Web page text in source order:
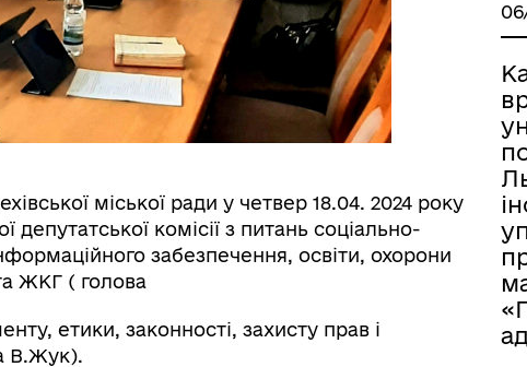
міської ради у четвер 18.04. 2024 року
депутатської комісії з питань соціально-
забезпечення, освіти, охорони
ЖКГ ( голова
етики, законності, захисту прав і
В.Жук).